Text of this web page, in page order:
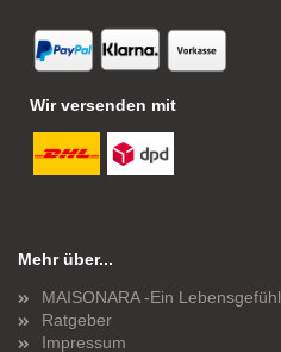
Wir versenden mit
Mehr über...
MAISONARA -Ein Lebensgefühl
Ratgeber
Impressum